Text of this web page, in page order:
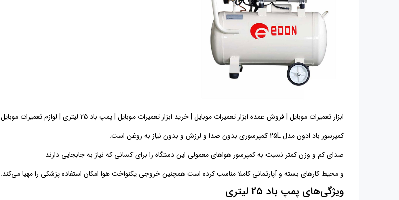
ابزار تعمیرات موبایل | فروش عمده ابزار تعمیرات موبایل | خرید ابزار تعمیرات موبایل | پمپ باد 25 لیتری | لوازم تعمیرات موبایل
کمپرسور باد ادون مدل 25L کمپرسوری بدون صدا و لرزش و بدون نیاز به روغن است.
صدای کم و وزن کمتر نسبت به کمپرسور هوا‌های معمولی این دستگاه را برای کسانی که نیاز به جابجایی دارند
و محیط کارهای بسته و آپارتمانی کاملا مناسب کرده است همچنین خروجی یکنواخت هوا امکان استفاده پزشکی را مهیا می‌کند.
ویژگی‌های پمپ باد 25 لیتری